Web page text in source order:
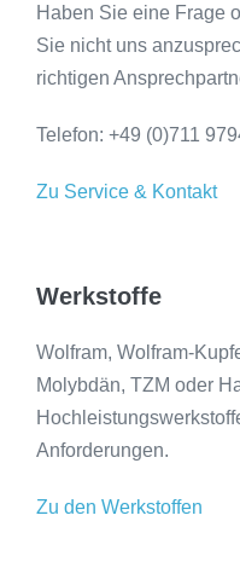
Haben Sie eine Frage
Sie nicht uns
richtigen
Telefon: +49 (0)711
Zu Service & Kontakt
Werkstoffe
Wolfram, Wolfram-
Molybdän, TZM oder
Anforderungen.
Zu den Werkstoffen